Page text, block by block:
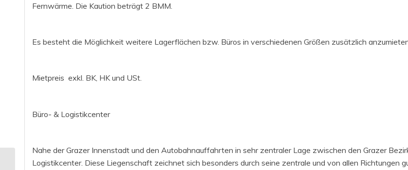
Fernwärme. Die Kaution beträgt 2 BMM.
Es besteht die Möglichkeit weitere Lagerflächen bzw. Büros in verschiedenen Größen zusätzlich
Mietpreis exkl. BK, HK und USt.
Büro- & Logistikcenter
Nahe der Grazer Innenstadt und den Autobahnauffahrten in sehr zentraler Lage zwischen den Grazer
Logistikcenter. Diese Liegenschaft zeichnet sich besonders durch seine zentrale und von allen Richtungen
PROVISIONSFREI! –